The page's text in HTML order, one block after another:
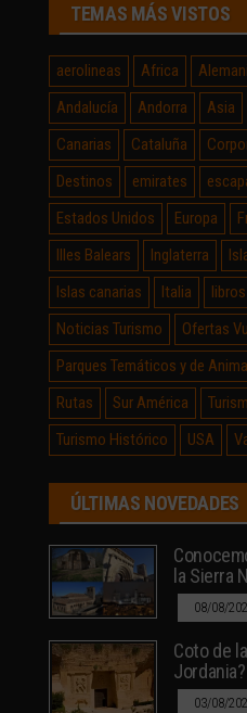
TEMAS MÁS VISTOS
aerolineas Africa
Andalucía
Andorra Asia
Canarias
Cataluña
Destinos
emirates
Estados Unidos
Europa
Illes Balears
Inglaterra
Islas canarias
Italia libros
Noticias Turismo
Ofertas
Parques Temáticos y de
Rutas
Sur América
Turismo Histórico
USA
ÚLTIMAS NOVEDADES
la Sierra
08/08/
Coto de
Jordania?
03/08/